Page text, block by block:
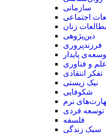
سازمانی
اجتماعی
زنان
دین‌پژوهی
فرزند‌پروری
پایدار
و فناوری
تفکر انتقادی
نیک زیستی
شکوفایی
نرم
توسعه فردی
فلسفه
سبک زندگی